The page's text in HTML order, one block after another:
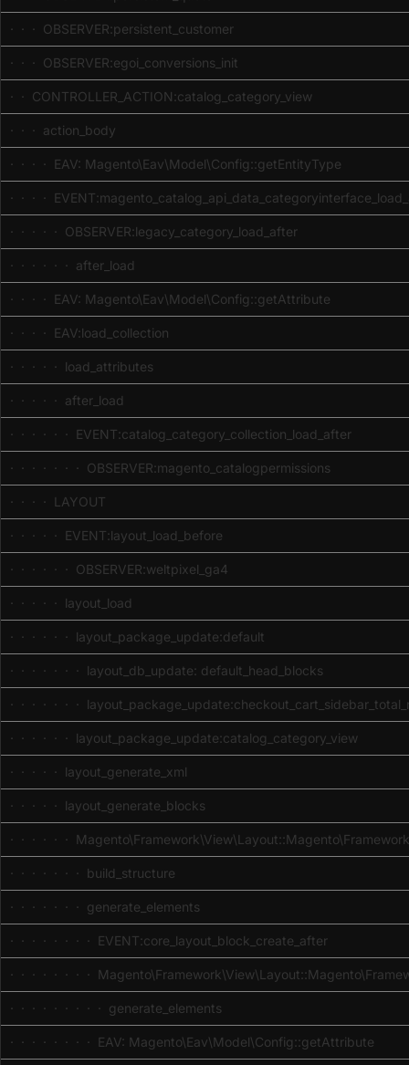
· · · OBSERVER:persistent_customer
· · · OBSERVER:egoi_conversions_init
· · CONTROLLER_ACTION:catalog_category_view
· · · action_body
· · · · EAV: Magento\Eav\Model\Config::getEntityType
· · · ·
· · · · · OBSERVER:legacy_category_load_after
· · · · · · after_load
· · · · EAV: Magento\Eav\Model\Config::getAttribute
· · · · EAV:load_collection
· · · · · load_attributes
· · · · · after_load
· · · · · · EVENT:catalog_category_collection_load_after
· · · · · · · OBSERVER:magento_catalogpermissions
· · · · LAYOUT
· · · · · EVENT:layout_load_before
· · · · · · OBSERVER:weltpixel_ga4
· · · · · layout_load
· · · · · · layout_package_update:default
· · · · · · · layout_db_update: default_head_blocks
· · · · · · ·
· · · · · · layout_package_update:catalog_category_view
· · · · · layout_generate_xml
· · · · · layout_generate_blocks
· · · · · ·
· · · · · · · build_structure
· · · · · · · generate_elements
· · · · · · · · EVENT:core_layout_block_create_after
· · · · · · · ·
· · · · · · · · · generate_elements
· · · · · · · · EAV: Magento\Eav\Model\Config::getAttribute